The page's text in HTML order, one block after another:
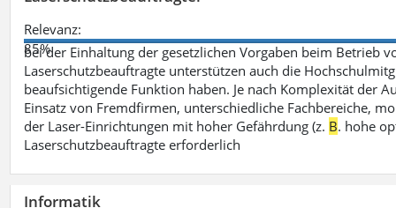
Relevanz:
85%
bei der Einhaltung der gesetzlichen Vorgaben beim Betrieb
Laserschutzbeauftragte unterstützen auch die
beaufsichtigende Funktion haben. Je nach Komplexität der
Einsatz von Fremdfirmen, unterschiedliche Fachbereiche,
der Laser-Einrichtungen mit hoher Gefährdung (z. B. hohe
Laserschutzbeauftragte erforderlich
Informatik